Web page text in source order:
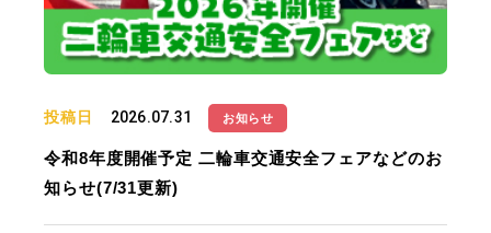
投稿日 2026.07.31 お知らせ
令和8年度開催予定 二輪車交通安全フェアなどのお
知らせ(7/31更新)